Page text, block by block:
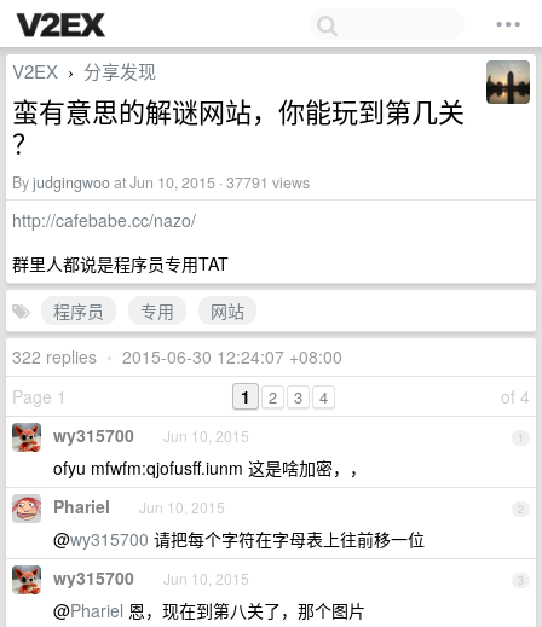
V2EX › 分享发现
蛮有意思的解谜网站，你能玩到第几关
？
Byjudgingwooat Jun 10, 2015 · 37791 views
http://cafebabe.cc/nazo/
群里人都说是程序员专用TAT
程序员
专用
网站
322 replies • 2015-06-30 12:24:07 +08:00
Page 1
of 4
1 2 3 4
1
wy315700 Jun 10, 2015
ofyu mfwfm:qjofusff.iunm 这是啥加密，，
2
Phariel Jun 10, 2015
@wy315700 请把每个字符在字母表上往前移一位
3
wy315700 Jun 10, 2015
@Phariel 恩，现在到第八关了，那个图片